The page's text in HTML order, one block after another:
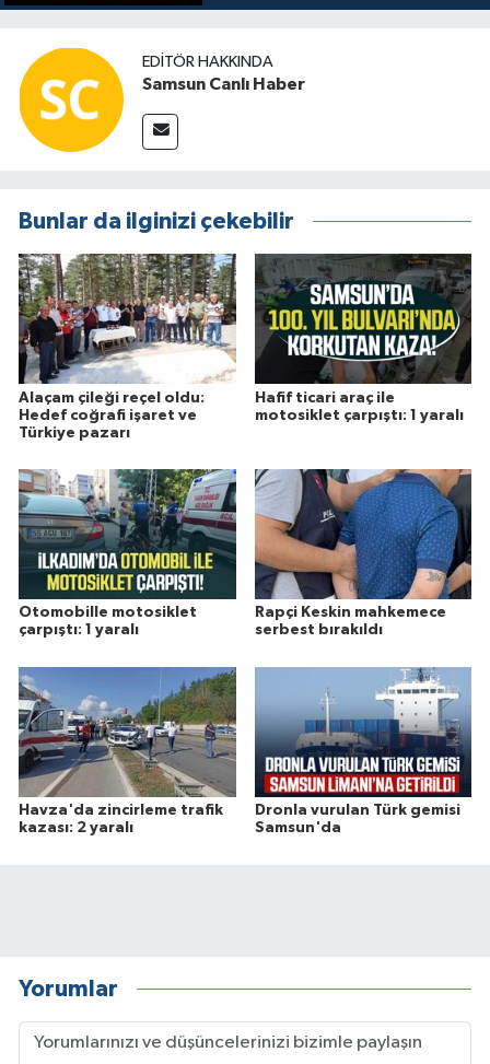
EDITÖR HAKKINDA
Samsun Canlı Haber
Bunlar da ilginizi çekebilir
Alaçam çileği reçel oldu:
Hedef coğrafi işaret ve
Türkiye pazarı
Hafif ticari araç ile
motosiklet çarpıştı: 1 yaralı
Otomobille motosiklet
çarpıştı: 1 yaralı
Rapçi Keskin mahkemece
serbest bırakıldı
Havza'da zincirleme trafik
kazası: 2 yaralı
Dronla vurulan Türk gemisi
Samsun'da
Yorumlar